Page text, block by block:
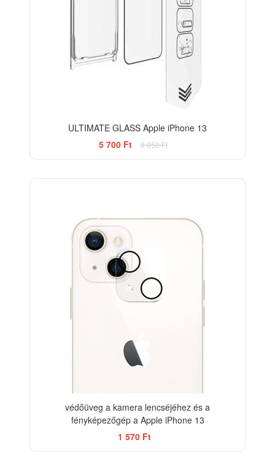
ULTIMATE GLASS Apple iPhone 13
5 700 Ft
8 050 Ft
védőüveg a kamera lencséjéhez és a
fényképezőgép a Apple iPhone 13
1 570 Ft